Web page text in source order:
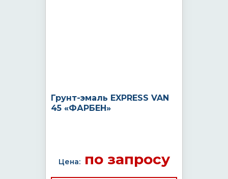
Грунт-эмаль EXPRESS VAN
45 «ФАРБЕН»
Цена:по запросу